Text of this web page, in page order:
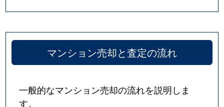
マンション売却と査定の流れ
一般的なマンション売却の流れを説明しま
す。